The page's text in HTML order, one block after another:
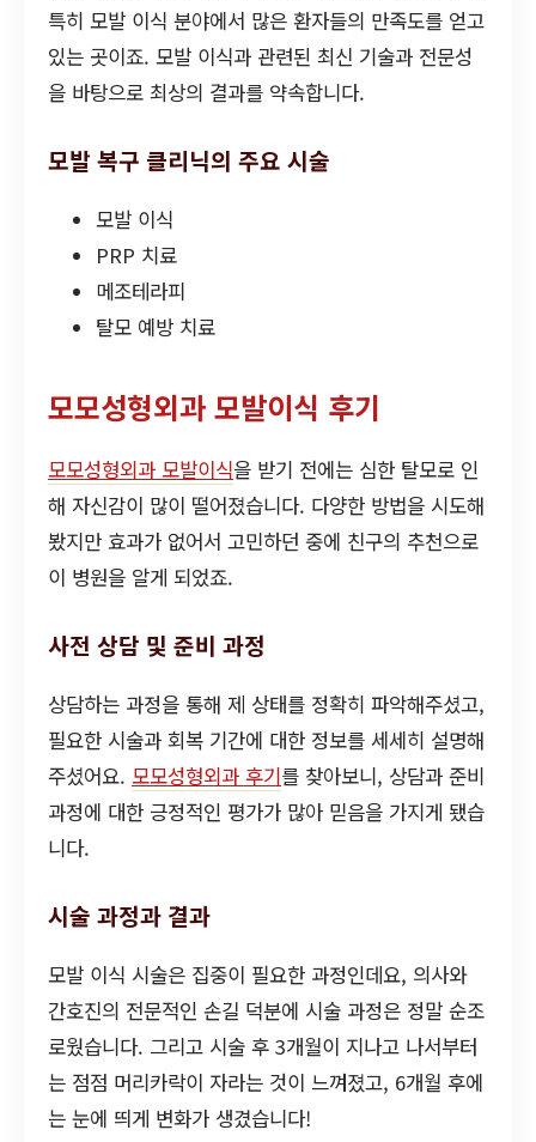
특히 모발 이식 분야에서 많은 환자들의 만족도를 얻고
있는 곳이죠. 모발 이식과 관련된 최신 기술과 전문성
을 바탕으로 최상의 결과를 약속합니다.
모발 복구 클리닉의 주요 시술
모발 이식
PRP 치료
메조테라피
탈모 예방 치료
모모성형외과 모발이식 후기
모모성형외과 모발이식을 받기 전에는 심한 탈모로 인
해 자신감이 많이 떨어졌습니다. 다양한 방법을 시도해
봤지만 효과가 없어서 고민하던 중에 친구의 추천으로
이 병원을 알게 되었죠.
사전 상담 및 준비 과정
상담하는 과정을 통해 제 상태를 정확히 파악해주셨고,
필요한 시술과 회복 기간에 대한 정보를 세세히 설명해
주셨어요. 모모성형외과 후기를 찾아보니, 상담과 준비
과정에 대한 긍정적인 평가가 많아 믿음을 가지게 됐습
니다.
시술 과정과 결과
모발 이식 시술은 집중이 필요한 과정인데요, 의사와
간호진의 전문적인 손길 덕분에 시술 과정은 정말 순조
로웠습니다. 그리고 시술 후 3개월이 지나고 나서부터
는 점점 머리카락이 자라는 것이 느껴졌고, 6개월 후에
는 눈에 띄게 변화가 생겼습니다!